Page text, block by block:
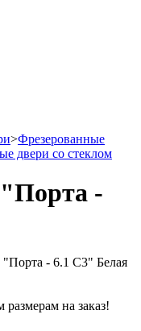
>Фрезерованные
двери со стеклом
-
на заказ!